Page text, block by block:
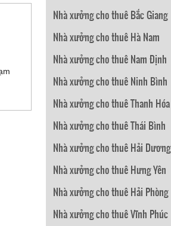
Nhà xưởng cho thuê Bắc Giang
Nhà xưởng cho thuê Hà Nam
Nhà xưởng cho thuê Nam Định
Nhà xưởng cho thuê Ninh Bình
Nhà xưởng cho thuê Thanh Hóa
Nhà xưởng cho thuê Thái Bình
Nhà xưởng cho thuê Hải Dương
Nhà xưởng cho thuê Hưng Yên
Nhà xưởng cho thuê Hải Phòng
Nhà xưởng cho thuê Vĩnh Phúc